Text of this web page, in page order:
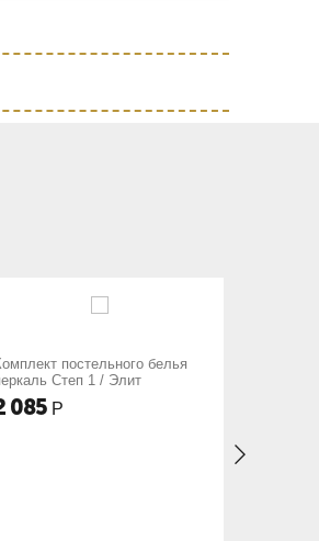
Комплект постельного белья
перкаль Нежная роза / Элит